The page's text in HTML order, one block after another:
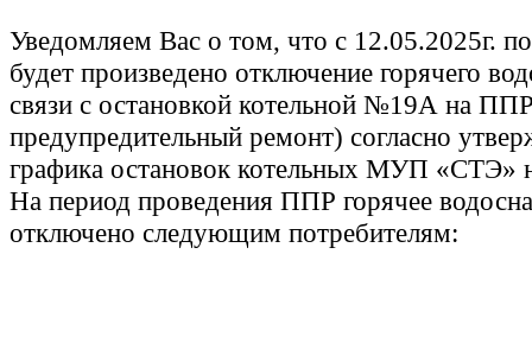
Уведомляем Вас о том, что c 12.05.2025г.
будет произведено отключение горячего
связи с остановкой котельной №19А на
предупредительный ремонт) согласно
графика остановок котельных МУП «СТЭ»
На период проведения ППР горячее
отключено следующим потребителям: